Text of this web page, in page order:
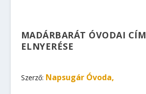
MADÁRBARÁT ÓVODAI CÍM
ELNYERÉSE
Szerző: Napsugár Óvoda,